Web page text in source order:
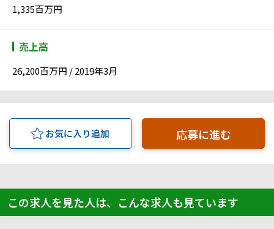
1,335百万円
売上高
26,200百万円 / 2019年3月
お気に入り追加 応募に進む
この求人を見た人は、こんな求人も見ています